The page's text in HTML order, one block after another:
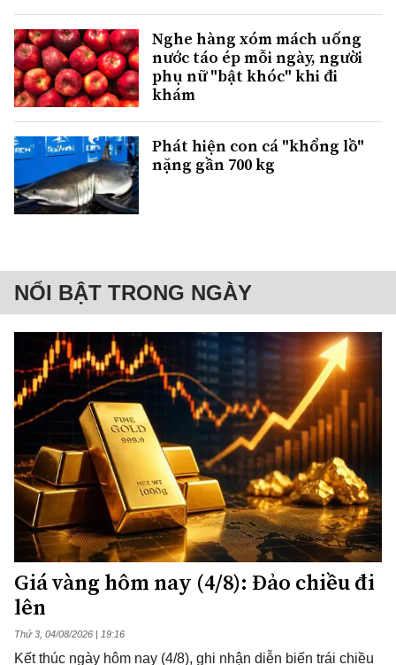
Nghe hàng xóm mách uống
nước táo ép mỗi ngày, người
phụ nữ "bật khóc" khi đi
khám
Phát hiện con cá "khổng lồ"
nặng gần 700 kg
NỔI BẬT TRONG NGÀY
Giá vàng hôm nay (4/8): Đảo chiều đi
lên
Thứ 3, 04/08/2026 | 19:16
Kết thúc ngày hôm nay (4/8), ghi nhận diễn biến trái chiều